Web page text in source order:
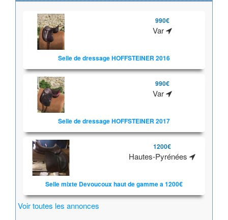
990€
Var
Selle de dressage HOFFSTEINER 2016
990€
Var
Selle de dressage HOFFSTEINER 2017
1200€
Hautes-Pyrénées
Selle mixte Devoucoux haut de gamme a 1200€
Voir toutes les annonces